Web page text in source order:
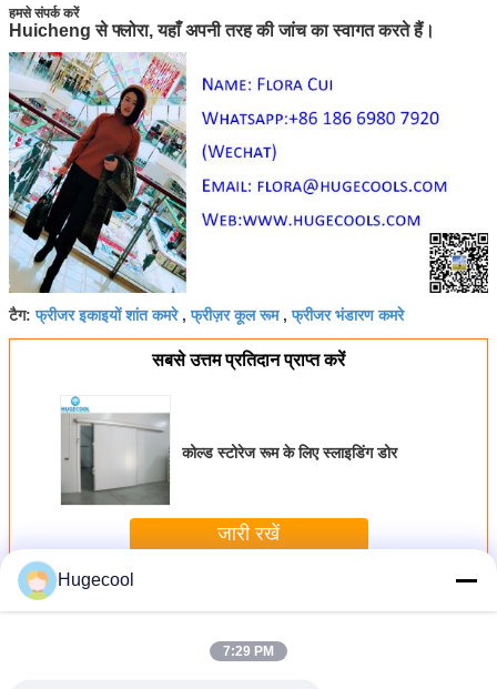
हमसे संपर्क करें
Huicheng से फ्लोरा, यहाँ अपनी तरह की जांच का स्वागत करते हैं।
टैग:फ्रीजर इकाइयों शांत कमरे,फ्रीज़र कूल रूम,फ्रीजर भंडारण कमरे
सबसे उत्तम प्रतिदान प्राप्त करें
कोल्ड स्टोरेज रूम के लिए स्लाइडिंग डोर
जारी रखें
अधिक फ्रीजर कोल्ड रूम
Hugecool
7:29 PM